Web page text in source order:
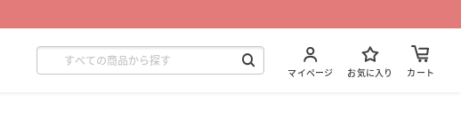
マイページ お気に入り カート